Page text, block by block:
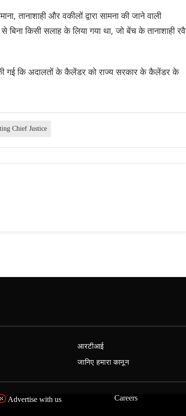
तानाशाही और वकीलों द्वारा सामना की जाने वाली
किसी सलाह के लिया गया था, जो बेंच के तानाशाही
गई कि अदालतों के कैलेंडर को राज्य सरकार के कैलेंडर के
Chief Justice
आरटीआई
जानिए हमारा कानून
Advertise with us Careers